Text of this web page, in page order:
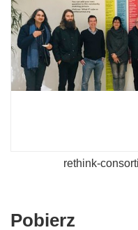
rethink-
Pobierz